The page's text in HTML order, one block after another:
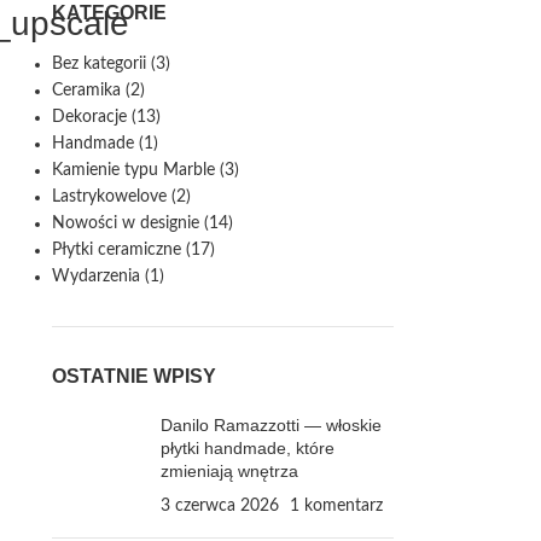
KATEGORIE
Bez kategorii(3)
Ceramika (2)
Dekoracje(13)
Handmade(1)
Kamienie typu Marble(3)
Lastrykowelove(2)
Nowości w designie(14)
Płytki ceramiczne(17)
Wydarzenia (1)
OSTATNIE WPISY
Danilo Ramazzotti — włoskie
płytki handmade, które
zmieniają wnętrza
3 czerwca 2026 1 komentarz